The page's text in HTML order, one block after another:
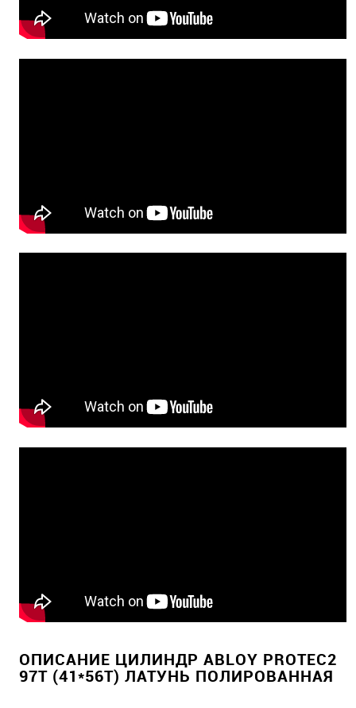
ОПИСАНИЕ ЦИЛИНДР ABLOY PROTEC2
97T (41*56T) ЛАТУНЬ ПОЛИРОВАННАЯ